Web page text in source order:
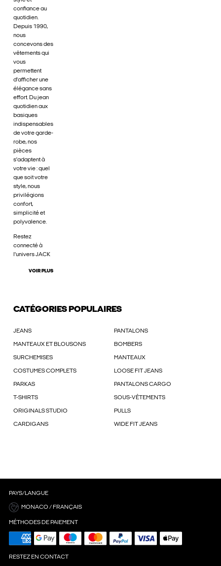
confiance au
quotidien.
Depuis 1990,
nous
concevons des
vêtements qui
vous
permettent
d'afficher une
élégance sans
effort. Du jean
quotidien aux
basiques
indispensables
de votre garde-
robe, nos
pièces
s'adaptent à
votre vie : quel
que soit votre
style, nous
privilégions
confort,
simplicité et
polyvalence.
Restez
connecté à
l'univers JACK
VOIR PLUS
CATÉGORIES POPULAIRES
JEANS PANTALONS
MANTEAUX ET BLOUSONS BOMBERS
SURCHEMISES MANTEAUX
COSTUMES COMPLETS LOOSE FIT JEANS
PARKAS PANTALONS CARGO
T-SHIRTS SOUS-VÊTEMENTS
ORIGINALS STUDIO PULLS
CARDIGANS WIDE FIT JEANS
PAYS/LANGUE
MONACO / FRANÇAIS
MÉTHODES DE PAIEMENT
RESTEZ EN CONTACT